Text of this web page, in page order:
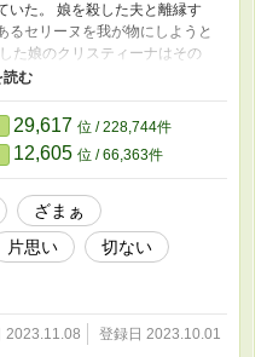
いた。 娘を殺した夫と離縁す
るセリーヌを我が物にしようと
た娘のクリスティーナはその
きだった母のこともそして目の
てを忘れて生きてきた。 その
んなクリスティーナを陰から
のヴィルだった。 ヴィルの初
の頃の淡い初恋。 そしてク
。 彼が自分を愛してくれるこ
れでも諦められないクリステ
29,617 位 / 228,744件
12,605 位 / 66,363件
ざまぁ
片思い
切ない
2023.11.08 登録日 2023.10.01